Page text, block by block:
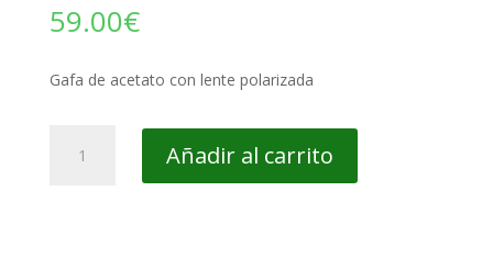
59.00€
Gafa de acetato con lente polarizada
93266
Añadir al carrito